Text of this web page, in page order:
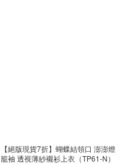
【絕版現貨7折】蝴蝶結領口 澎澎燈
籠袖 透視薄紗襯衫上衣（TP61-N）